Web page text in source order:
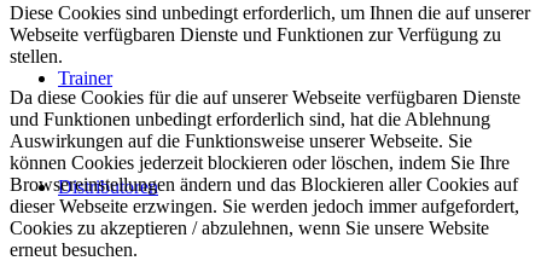
Trainer
Distributoren
Diese Cookies sind unbedingt erforderlich, um Ihnen die auf unserer
Webseite verfügbaren Dienste und Funktionen zur Verfügung zu
stellen.
Da diese Cookies für die auf unserer Webseite verfügbaren Dienste
und Funktionen unbedingt erforderlich sind, hat die Ablehnung
Auswirkungen auf die Funktionsweise unserer Webseite. Sie
können Cookies jederzeit blockieren oder löschen, indem Sie Ihre
Browsereinstellungen ändern und das Blockieren aller Cookies auf
dieser Webseite erzwingen. Sie werden jedoch immer aufgefordert,
Cookies zu akzeptieren / abzulehnen, wenn Sie unsere Website
erneut besuchen.